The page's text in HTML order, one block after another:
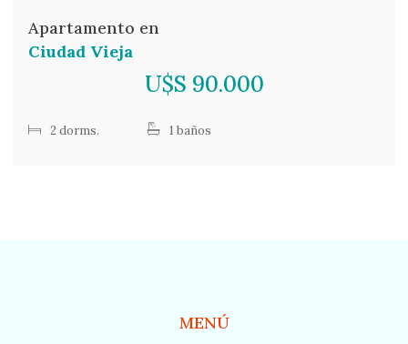
Apartamento en
Ciudad Vieja
U$S 90.000
2 dorms. 1 baños
MENÚ